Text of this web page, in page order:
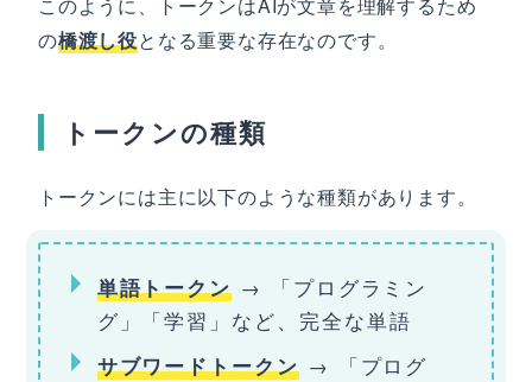
の橋渡し役となる重要な存在なのです。
トークンの種類
トークンには主に以下のような種類があります。
単語トークン → 「プログラミン
グ」「学習」など、完全な単語
サブワードトークン→ 「プログ